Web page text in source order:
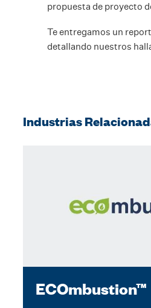
propuesta de proyecto
Te entregamos un
detallando nuestros
Industrias
ECOmbustion™